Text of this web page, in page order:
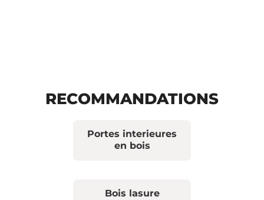
RECOMMANDATIONS
Portes interieures
en bois
Bois lasure